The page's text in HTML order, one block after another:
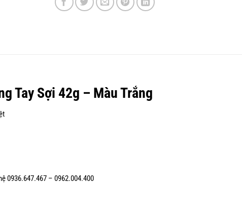
Tay Sợi 42g – Màu Trắng
0936.647.467 – 0962.004.400